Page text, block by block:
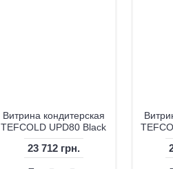
Витрина кондитерская
TEFCOLD UPD80 Black
23 712 грн.